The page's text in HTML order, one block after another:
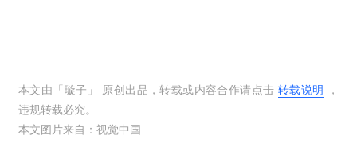
本文由「璇子 」 原创出品，转载或内容合作请点击 转载说明 ，
违规转载必究。
本文图片来自： 视觉中国